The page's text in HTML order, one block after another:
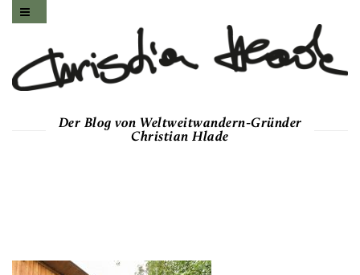
Der Blog von Weltweitwandern-Gründer
Christian Hlade